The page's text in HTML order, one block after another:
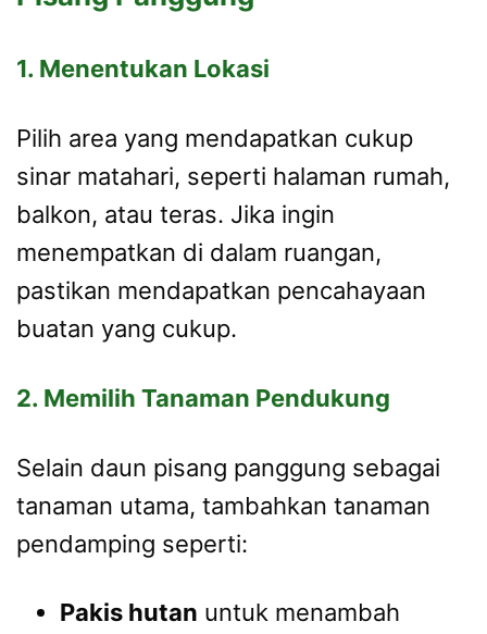
1. Menentukan Lokasi
Pilih area yang mendapatkan cukup
sinar matahari, seperti halaman rumah,
balkon, atau teras. Jika ingin
menempatkan di dalam ruangan,
pastikan mendapatkan pencahayaan
buatan yang cukup.
2. Memilih Tanaman Pendukung
Selain daun pisang panggung sebagai
tanaman utama, tambahkan tanaman
pendamping seperti:
Pakis hutan untuk menambah